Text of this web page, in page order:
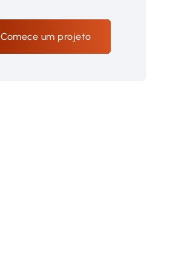
Comece um projeto